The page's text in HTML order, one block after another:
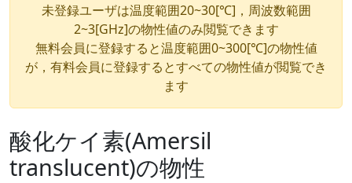
未登録ユーザは温度範囲20~30[℃]，周波数範囲
2~3[GHz]の物性値のみ閲覧できます
無料会員に登録すると温度範囲0~300[℃]の物性値
が，有料会員に登録するとすべての物性値が閲覧でき
ます
酸化ケイ素(Amersil
translucent)の物性